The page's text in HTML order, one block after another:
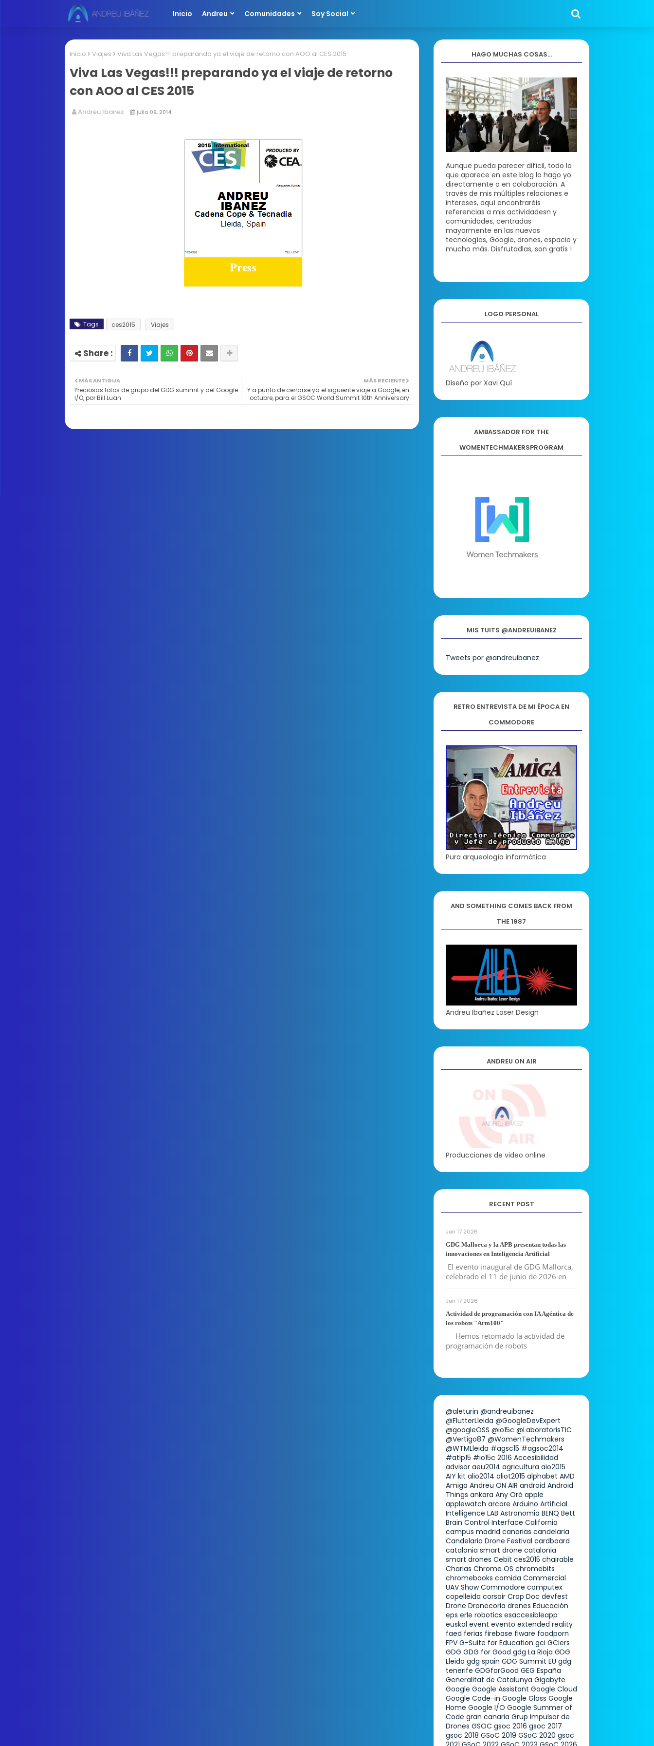
Inicio Andreu Comunidades Soy Social
Inicio Viajes Viva Las Vegas!!! preparando ya el viaje de retorno con AOO al CES 2015
Viva Las Vegas!!! preparando ya el viaje de retorno
con AOO al CES 2015
Andreu Ibanez julio 09, 2014
Tags ces2015 Viajes
MÁS RECIENTE
Y a punto de cerrarse ya el siguiente viaje a Google, en
octubre, para el GSOC World Summit 10th Anniversary
MÁS ANTIGUA
Preciosas fotos de grupo del GDG summit y del Google
I/O, por Bill Luan
HAGO MUCHAS COSAS...
Aunque pueda parecer difícil, todo lo
que aparece en este blog lo hago yo
directamente o en colaboración. A
través de mis múltiples relaciones e
intereses, aquí encontraréis
referencias a mis actividadesn y
comunidades, centradas
mayormente en las nuevas
tecnologías, Google, drones, espacio y
mucho más. Disfrutadlas, son gratis !
LOGO PERSONAL
Diseño por Xavi Quí
AMBASSADOR FOR THE
WOMENTECHMAKERSPROGRAM
MIS TUITS @ANDREUIBANEZ
Tweets por @andreuibanez
RETRO ENTREVISTA DE MI ÉPOCA EN
COMMODORE
Pura arqueología informática
AND SOMETHING COMES BACK FROM
THE 1987
Andreu Ibañez Laser Design
ANDREU ON AIR
Producciones de video online
RECENT POST
Jun 17 2026
GDG Mallorca y la APB presentan todas las
innovaciones en Inteligencia Artificial
El evento inaugural de GDG Mallorca,
celebrado el 11 de junio de 2026 en
Jun 17 2026
Actividad de programación con IA Agéntica de
los robots "Arm100"
Hemos retomado la actividad de
programación de robots
@aleturin @andreuibanez
@FlutterLleida @GoogleDevExpert
@googleOSS @io15c @LaboratorisTIC
@Vertigo87 @WomenTechmakers
@WTMLleida #agsc15 #agsoc2014
#atlp15 #io15c 2016 Accesibilidad
advisor aeu2014 agricultura aio2015
AIY kit alio2014 aliot2015 alphabet AMD
Amiga Andreu ON AIR android Android
Things ankara Any Oró apple
applewatch arcore Arduino Artificial
Intelligence LAB Astronomia BENQ Bett
Brain Control Interface California
campus madrid canarias candelaria
Candelaria Drone Festival cardboard
catalonia smart drone catalonia
smart drones Cebit ces2015 chairable
Charlas Chrome OS chromebits
chromebooks comida Commercial
UAV Show Commodore computex
copelleida corsair Crop Doc devfest
Drone Dronecoria drones Educación
eps erle robotics esaccesibleapp
euskal event evento extended reality
faed ferias firebase fiware foodporn
FPV G-Suite for Education gci GCiers
GDG GDG for Good gdg La Rioja GDG
Lleida gdg spain GDG Summit EU gdg
tenerife GDGforGood GEG España
Generalitat de Catalunya Gigabyte
Google Google Assistant Google Cloud
Google Code-in Google Glass Google
Home Google I/O Google Summer of
Code gran canaria Grup Impulsor de
Drones GSOC gsoc 2016 gsoc 2017
gsoc 2018 GSoC 2019 GSoC 2020 gsoc